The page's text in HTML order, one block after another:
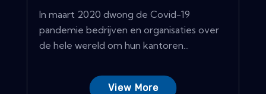
In maart 2020 dwong de Covid-19
pandemie bedrijven en organisaties over
de hele wereld om hun kantoren...
View More